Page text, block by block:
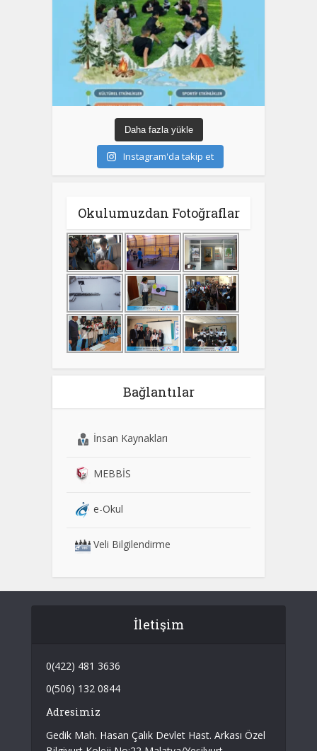
Daha fazla yükle
Instagram'da takip et
Okulumuzdan Fotoğraflar
Bağlantılar
İnsan Kaynakları
MEBBİS
e-Okul
Veli Bilgilendirme
İletişim
0(422) 481 3636
0(506) 132 0844
Adresimiz
Gedik Mah. Hasan Çalık Devlet Hast. Arkası Özel